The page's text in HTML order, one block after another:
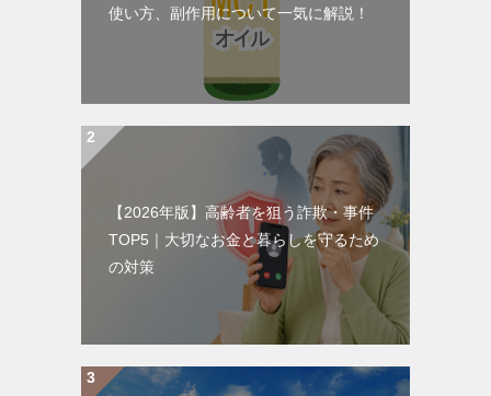
使い方、副作用について一気に解説！
【2026年版】高齢者を狙う詐欺・事件
TOP5｜大切なお金と暮らしを守るため
の対策